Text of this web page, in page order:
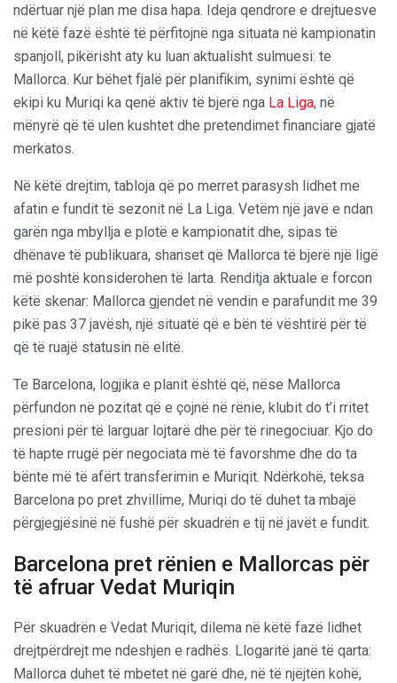
ndërtuar një plan me disa hapa. Ideja qendrore e drejtuesve
në këtë fazë është të përfitojnë nga situata në kampionatin
spanjoll, pikërisht aty ku luan aktualisht sulmuesi: te
Mallorca. Kur bëhet fjalë për planifikim, synimi është që
ekipi ku Muriqi ka qenë aktiv të bjerë nga La Liga, në
mënyrë që të ulen kushtet dhe pretendimet financiare gjatë
merkatos.
Në këtë drejtim, tabloja që po merret parasysh lidhet me
afatin e fundit të sezonit në La Liga. Vetëm një javë e ndan
garën nga mbyllja e plotë e kampionatit dhe, sipas të
dhënave të publikuara, shanset që Mallorca të bjerë një ligë
më poshtë konsiderohen të larta. Renditja aktuale e forcon
këtë skenar: Mallorca gjendet në vendin e parafundit me 39
pikë pas 37 javësh, një situatë që e bën të vështirë për të
që të ruajë statusin në elitë.
Te Barcelona, logjika e planit është që, nëse Mallorca
përfundon në pozitat që e çojnë në rënie, klubit do t’i rritet
presioni për të larguar lojtarë dhe për të rinegociuar. Kjo do
të hapte rrugë për negociata më të favorshme dhe do ta
bënte më të afërt transferimin e Muriqit. Ndërkohë, teksa
Barcelona po pret zhvillime, Muriqi do të duhet ta mbajë
përgjegjësinë në fushë për skuadrën e tij në javët e fundit.
Barcelona pret rënien e Mallorcas për
të afruar Vedat Muriqin
Për skuadrën e Vedat Muriqit, dilema në këtë fazë lidhet
drejtpërdrejt me ndeshjen e radhës. Llogaritë janë të qarta:
Mallorca duhet të mbetet në garë dhe, në të njëjtën kohë,